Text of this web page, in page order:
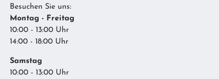
Besuchen Sie uns:
Montag - Freitag
10:00 - 13:00 Uhr
14:00 - 18:00 Uhr
Samstag
10:00 - 13:00 Uhr